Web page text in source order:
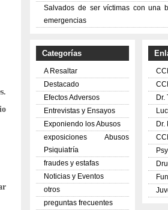
Salvados de ser víctimas con una
emergencias
Categorías
A Resaltar
Destacado
Efectos Adversos
Entrevistas y Ensayos
Exponiendo los Abusos
exposiciones Abusos
Psiquiatría
fraudes y estafas
Noticias y Eventos
otros
preguntas frecuentes
Dr.
Dr.